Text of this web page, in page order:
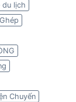
du lịch
Chuyến